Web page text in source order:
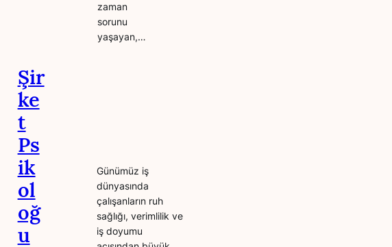
zaman
sorunu
yaşayan,…
Şir
ke
t
Ps
ik
ol
oğ
u
Günümüz iş
dünyasında
çalışanların ruh
sağlığı, verimlilik ve
iş doyumu